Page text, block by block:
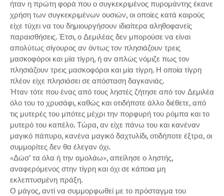
ήταν η πρώτη φορά που ο συγκεκριμένος πυρομάντης έκανε
χρήση των συγκεκριμένων ουσιών, οι οποίες κατά καιρούς
είχε τύχει να του δημιουργήσουν ιδιαίτερα αληθοφανείς
παραισθήσεις. Έτσι, ο Δεμιλέας δεν μπορούσε να είναι
απολύτως σίγουρος αν όντως τον πλησιάζουν τρεις
μασκοφόροι και μία τίγρη, ή αν απλώς νόμιζε πως τον
πλησιάζουν τρεις μασκοφόροι και μία τίγρη. Η οποία τίγρη
πλέον είχε πλησιάσει σε απόσταση δαγκανιάς.
Ήταν τότε που ένας από τους ληστές ζήτησε από τον Δεμιλέα
όλο του το χρυσάφι, καθώς και οτιδήποτε άλλο διέθετε, από
τις μυτερές του μπότες μέχρι την πορφυρή του ρόμπα και το
μυτερό του καπέλο. Τώρα, αν είχε πάνω του και κανέναν
μαγικό πάπυρο, κανένα μαγικό δαχτυλίδι, οτιδήποτε έξτρα, οι
συμμορίτες δεν θα έλεγαν όχι.
«Δώσ’ τα όλα ή την αμολάω», απείλησε ο ληστής,
αναφερόμενος στην τίγρη και όχι σε κάποια μη
εκλεπτυσμένη πράξη.
Ο μάγος, αντί να συμμορφωθεί με το πρόσταγμα του